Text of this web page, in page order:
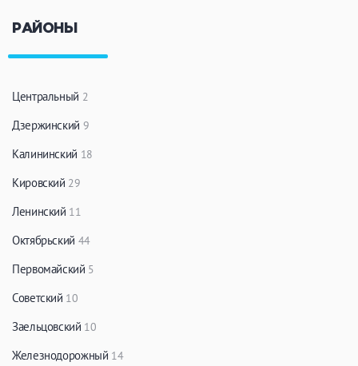
РАЙОНЫ
Центральный 2
Дзержинский 9
Калининский 18
Кировский 29
Ленинский 11
Октябрьский 44
Первомайский 5
Советский 10
Заельцовский 10
Железнодорожный 14